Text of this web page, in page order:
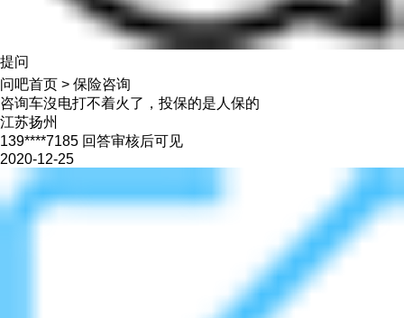
提问
问吧首页 > 保险咨询
咨询车沒电打不着火了，投保的是人保的
江苏扬州
139****7185 回答审核后可见
2020-12-25